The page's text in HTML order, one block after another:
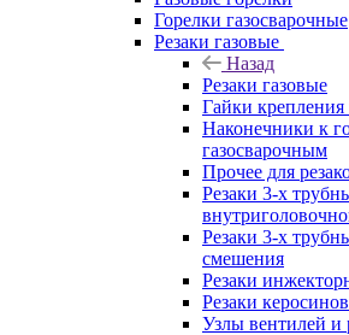
Горелки газосварочные
Резаки газовые
Назад
Резаки газовые
Гайки
Наконечники к
газосварочным
Прочее для
Резаки 3-х
Резаки 3-х
смешения
Резаки
Резаки
Узлы вентилей и